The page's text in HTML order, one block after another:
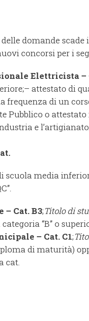
domande scade
concorsi per i
Elettricista –
attestato di
frequenza di un
Pubblico o
e
scuola media
– Cat. B3;Titolo di
“B” o
– Cat. C1;
di maturità)
cat.